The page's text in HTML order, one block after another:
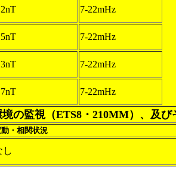
7-22mHz
7-22mHz
7-22mHz
7-22mHz
の監視（ETS8・210MM）、及び
・相関状況
し